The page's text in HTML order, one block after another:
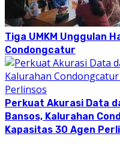
Tiga UMKM Unggulan
Condongcatur
Perkuat Akurasi Data
Bansos, Kalurahan
Kapasitas 30 Agen